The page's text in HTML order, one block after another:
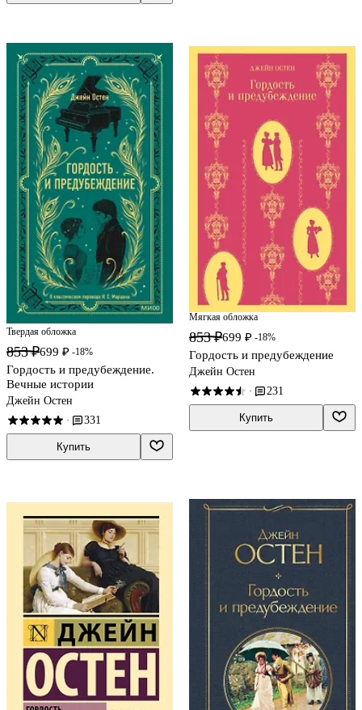
Твердая обложка
853 ₽699 ₽ -18%
Гордость и предубеждение.
Вечные истории
Джейн Остен
· 331
Купить
Мягкая обложка
853 ₽699 ₽ -18%
Гордость и предубеждение
Джейн Остен
· 231
Купить